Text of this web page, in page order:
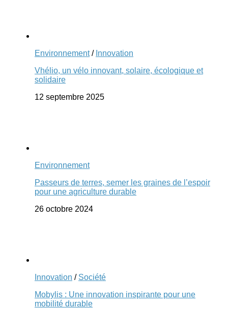
Environnement/ Innovation
Vhélio, un vélo innovant, solaire, écologique et
solidaire
12 septembre 2025
Environnement
Passeurs de terres, semer les graines de l’espoir
pour une agriculture durable
26 octobre 2024
Innovation / Société
Mobylis : Une innovation inspirante pour une
mobilité durable